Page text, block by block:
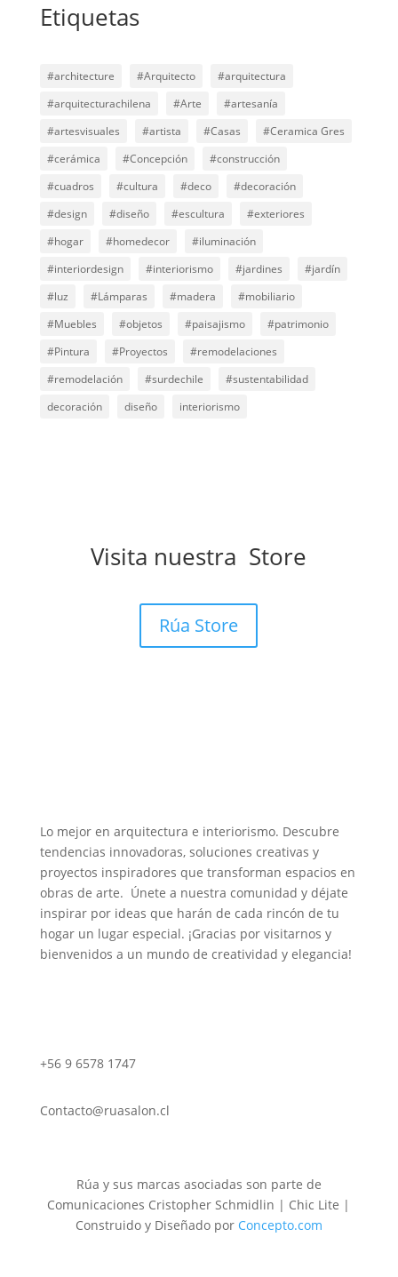
Etiquetas
#architecture #Arquitecto
#arquitectura
#arquitecturachilena
#Arte
#artesanía
#artesvisuales
#artista #Casas
#Ceramica Gres
#cerámica
#Concepción
#construcción
#cuadros
#cultura #deco
#decoración
#design
#diseño #escultura
#exteriores
#hogar
#homedecor
#iluminación
#interiordesign
#interiorismo #jardines
#jardín
#luz
#Lámparas #madera
#mobiliario
#Muebles
#objetos #paisajismo
#patrimonio
#Pintura
#Proyectos
#remodelaciones
#remodelación
#surdechile
#sustentabilidad
decoración
diseño interiorismo
Visita nuestra Store
Rúa Store
Lo mejor en arquitectura e interiorismo. Descubre
tendencias innovadoras, soluciones creativas y
proyectos inspiradores que transforman espacios en
obras de arte. Únete a nuestra comunidad y déjate
inspirar por ideas que harán de cada rincón de tu
hogar un lugar especial. ¡Gracias por visitarnos y
bienvenidos a un mundo de creatividad y elegancia!
+56 9 6578 1747
Contacto@ruasalon.cl
Rúa y sus marcas asociadas son parte de
Comunicaciones Cristopher Schmidlin | Chic Lite |
Construido y Diseñado por Concepto.com